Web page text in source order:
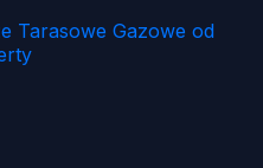
Tarasowe Gazowe od